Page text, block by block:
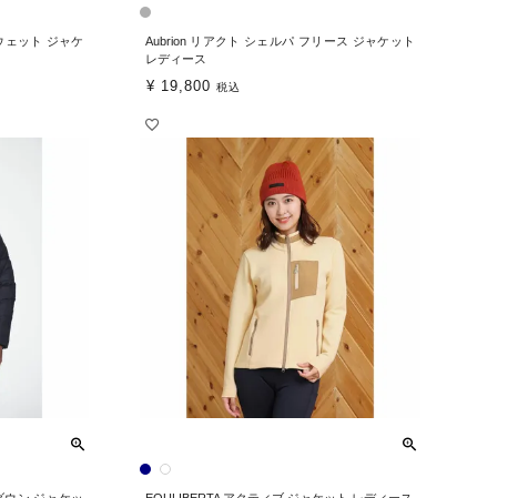
ェット ジャケ
Aubrion リアクト シェルパ フリース ジャケット
レディース
¥ 19,800 税込